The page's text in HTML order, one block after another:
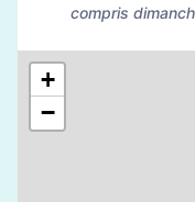
compris
+
−